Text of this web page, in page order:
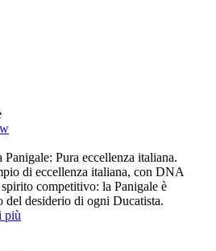
Panigale: Pura eccellenza italiana.
di eccellenza italiana, con DNA
competitivo: la Panigale è
del desiderio di ogni Ducatista.
più